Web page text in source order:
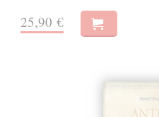
25,90 €